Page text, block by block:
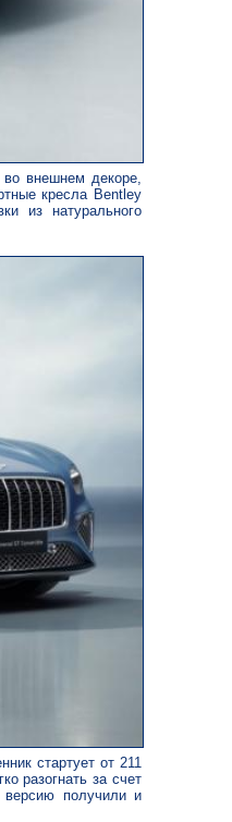
внешнем декоре,
кресла Bentley
из натурального
стартует от 211
разогнать за счет
версию получили и